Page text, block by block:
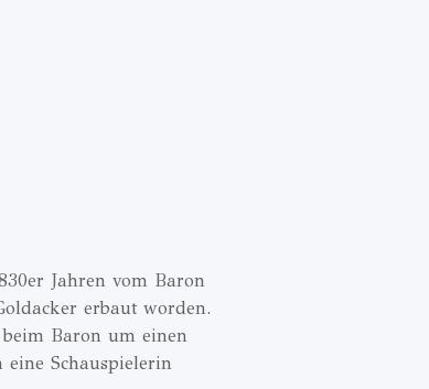
Jahren vom Baron
erbaut worden.
beim Baron um einen
Schauspielerin